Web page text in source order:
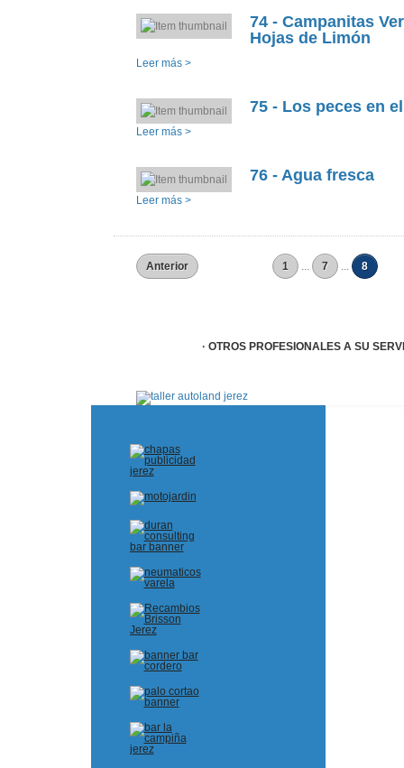
74 - Campanitas
Hojas de Limón
Leer más >
75 - Los peces en
Leer más >
76 - Agua fresca
Leer más >
Anterior 1 ... 7 ... 8
· OTROS PROFESIONALES A SU